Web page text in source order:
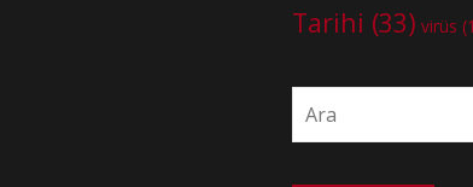
Tarihi (33) virüs